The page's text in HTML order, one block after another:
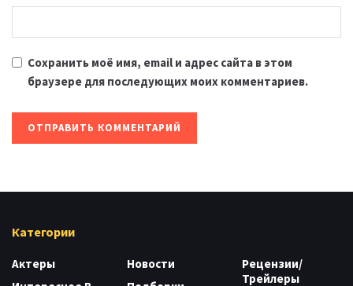
Сохранить моё имя, email и адрес сайта в этом
браузере для последующих моих комментариев.
Категории
Актеры
Новости
Рецензии/
Трейлеры